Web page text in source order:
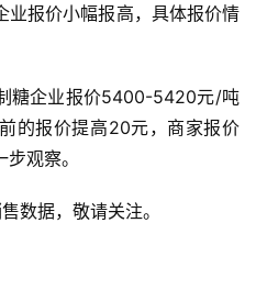
业报价小幅报高，具体报价情
糖企业报价5400-5420元/吨
的报价提高20元，商家报价
观察。
数据，敬请关注。